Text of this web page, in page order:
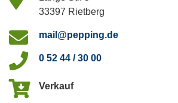
33397 Rietberg
mail@pepping.de
0 52 44 / 30 00
Verkauf